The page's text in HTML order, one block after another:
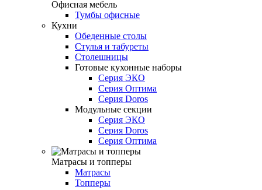
Офисная мебель
Тумбы офисные
Кухни
Обеденные столы
Стулья и табуреты
Столешницы
Готовые кухонные наборы
Серия ЭКО
Серия Оптима
Серия Doros
Модульные секции
Серия ЭКО
Серия Doros
Серия Оптима
Матрасы и топперы
Матрасы
Топперы